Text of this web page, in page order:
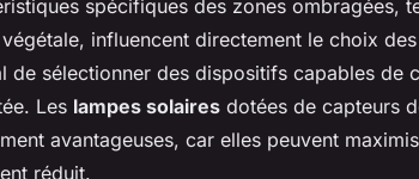
spécifiques des zones ombragées,
influencent directement le choix
de sélectionner des dispositifs capables de
Les lampes solaires dotées de capteurs
avantageuses, car elles peuvent
réduit.